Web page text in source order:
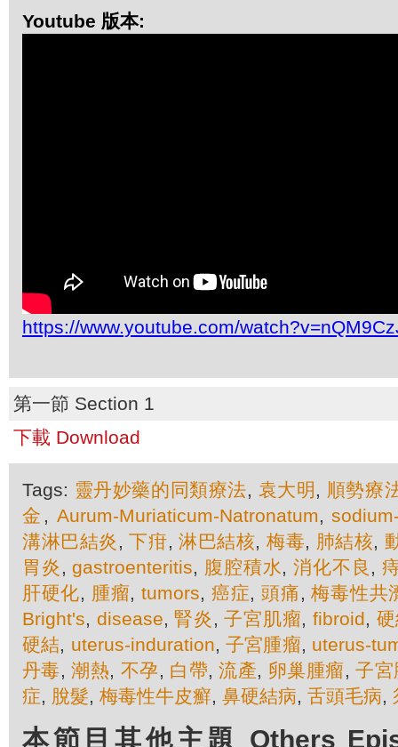
Youtube 版本:
https://www.youtube.com/
第一節 Section 1
下載 Download
Tags: 靈丹妙藥的同類療法, 袁大明 , 順勢療
金 , Aurum-Muriaticum-Natronatum,
溝淋巴結炎 ,下疳,淋巴結核, 梅毒, 肺結核,
胃炎 ,gastroenteritis, 腹腔積水,消化不良 ,
肝硬化, 腫瘤,tumors, 癌症,頭痛,梅毒性共
Bright's, disease,腎炎 ,子宮肌瘤, fibroid,
硬結, uterus-induration, 子宮腫瘤, uterus-
丹毒,潮熱, 不孕, 白帶,流產, 卵巢腫瘤,子宮
症, 脫髮, 梅毒性牛皮癬, 鼻硬結病, 舌頭毛病,
本節目其他主題 Others